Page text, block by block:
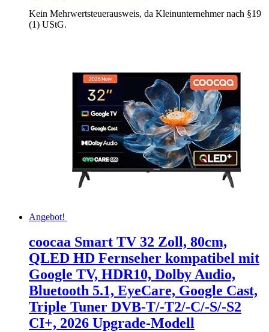
Kein Mehrwertsteuerausweis, da Kleinunternehmer nach §19
(1) UStG.
Angebot!
coocaa Smart TV 32 Zoll, 80cm,
QLED HD Fernseher kompatibel mit
Google TV, HDR10, Dolby Audio,
Bluetooth 5.1, EyeCare, Google Cast,
Triple Tuner DVB-T/-T2/-C/-S/-S2
CI+, 2026 Upgrade-Modell